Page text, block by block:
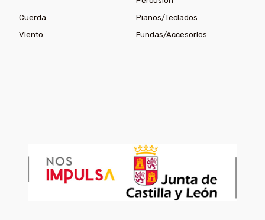
Cuerda
Pianos/Teclados
Viento
Fundas/Accesorios